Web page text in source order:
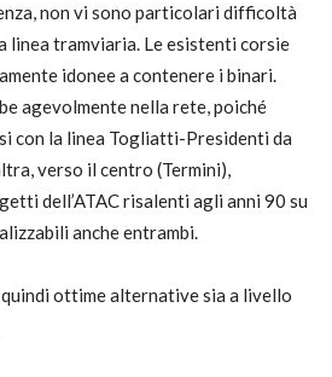
non vi sono particolari difficoltà
linea tramviaria. Le esistenti corsie
idonee a contenere i binari.
agevolmente nella rete, poiché
con la linea Togliatti-Presidenti da
verso il centro (Termini),
dell’ATAC risalenti agli anni 90 su
anche entrambi.
ottime alternative sia a livello